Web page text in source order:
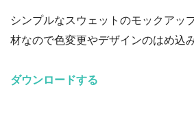
シンプルなスウェットのモックアッ
材なので色変更やデザインのはめ込
ダウンロードする